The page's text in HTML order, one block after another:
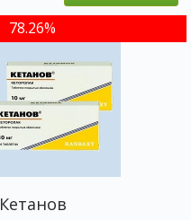
78.26%
Кетанов